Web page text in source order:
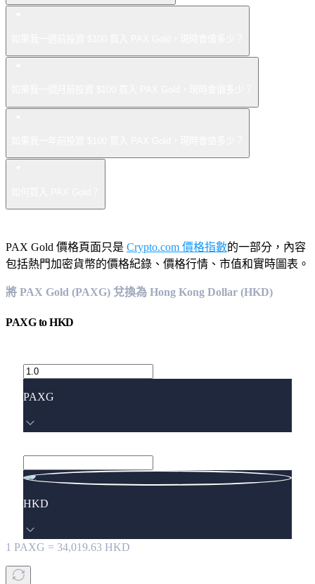
PAX Gold 價格頁面只是 Crypto.com 價格指數的一部分，內容
包括熱門加密貨幣的價格紀錄、價格行情、市值和實時圖表。
將 PAX Gold (PAXG) 兌換為 Hong Kong Dollar (HKD)
PAXGtoHKD
PAXG
HKD
1 PAXG = 34,019.63 HKD